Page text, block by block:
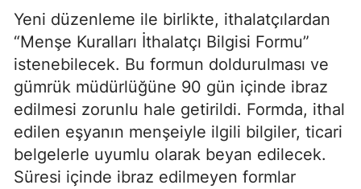
Yeni düzenleme ile birlikte, ithalatçılardan
“Menşe Kuralları İthalatçı Bilgisi Formu”
istenebilecek. Bu formun doldurulması ve
gümrük müdürlüğüne 90 gün içinde ibraz
edilmesi zorunlu hale getirildi. Formda, ithal
edilen eşyanın menşeiyle ilgili bilgiler, ticari
belgelerle uyumlu olarak beyan edilecek.
Süresi içinde ibraz edilmeyen formlar